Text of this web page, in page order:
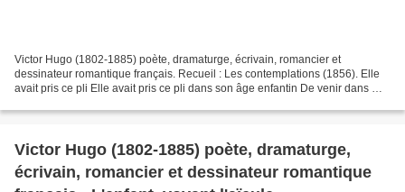
Victor Hugo (1802-1885) poète, dramaturge, écrivain, romancier et
dessinateur romantique français. Recueil : Les contemplations (1856). Elle
avait pris ce pli Elle avait pris ce pli dans son âge enfantin De venir dans ma
Victor Hugo (1802-1885) poète, dramaturge,
écrivain, romancier et dessinateur romantique